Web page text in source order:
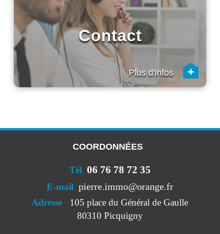
Contact
Plus d'infos +
COORDONNÉES
Tél 06 76 78 72 35
E-mail pierre.immo@orange.fr
Adresse
105 place du Général de Gaulle
80310 Picquigny